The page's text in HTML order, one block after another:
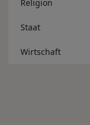
Religion
Staat
Wirtschaft